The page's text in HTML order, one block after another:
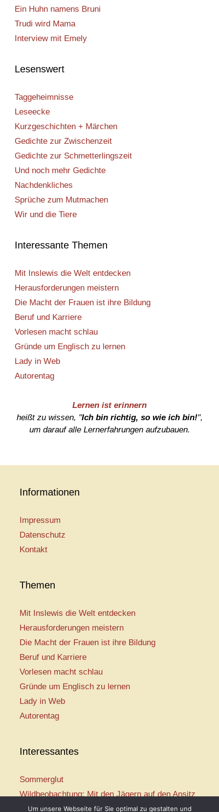
Ein Huhn namens Bruni
Trudi wird Mama
Interview mit Emely
Lesenswert
Taggeheimnisse
Leseecke
Kurzgeschichten + Märchen
Gedichte zur Zwischenzeit
Gedichte zur Schmetterlingszeit
Und noch mehr Gedichte
Nachdenkliches
Sprüche zum Mutmachen
Wir und die Tiere
Interessante Themen
Mit Inslewis die Welt entdecken
Herausforderungen meistern
Die Macht der Frauen ist ihre Bildung
Beruf und Karriere
Vorlesen macht schlau
Gründe um Englisch zu lernen
Lady in Web
Autorentag
Lernen ist erinnern
heißt zu wissen, "Ich bin richtig, so wie ich bin!",
um darauf alle Lernerfahrungen aufzubauen.
Informationen
Impressum
Datenschutz
Kontakt
Themen
Mit Inslewis die Welt entdecken
Herausforderungen meistern
Die Macht der Frauen ist ihre Bildung
Beruf und Karriere
Vorlesen macht schlau
Gründe um Englisch zu lernen
Lady in Web
Autorentag
Interessantes
Sommerglut
Wildbeobachtung: Mit den Jägern auf den Ansitz
Mir ist so heiß
Um unsere Webseite für Sie optimal zu gestalten und